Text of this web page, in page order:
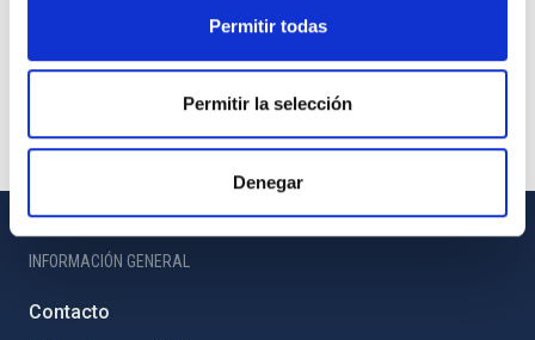
Permitir todas
Permitir la selección
Denegar
INFORMACIÓN GENERAL
Contacto